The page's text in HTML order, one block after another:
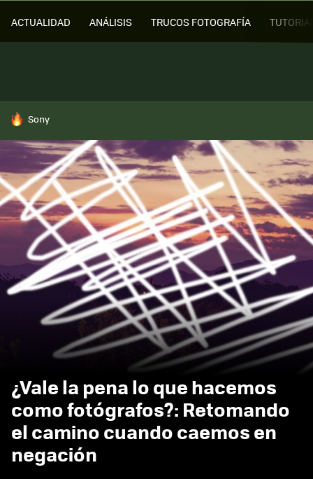
ACTUALIDAD ANÁLISIS TRUCOS FOTOGRAFÍA
HOY SE HABLA DE
Sony
¿Vale la pena lo que hacemos
como fotógrafos?: Retomando
el camino cuando caemos en
negación